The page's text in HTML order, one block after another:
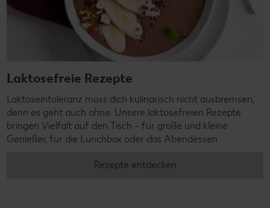
Laktosefreie Rezepte
Laktoseintoleranz muss dich kulinarisch nicht ausbremsen,
denn es geht auch ohne. Unsere laktosefreien Rezepte
bringen Vielfalt auf den Tisch – für große und kleine
Genießer, für die Lunchbox oder das Abendessen.
Rezepte entdecken